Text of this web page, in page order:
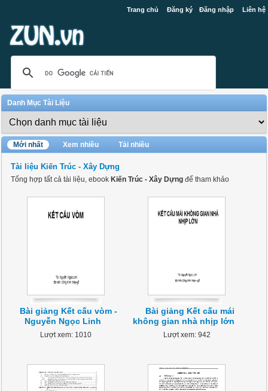
Trang chủ Đăng ký Đăng nhập Liên hệ
Danh Mục Tài Liệu
Mới nhất Xem nhiều Tải nhiều
Tài liệu Kiến Trúc - Xây Dựng
Tổng hợp tất cả tài liệu, ebook Kiến Trúc - Xây Dựng để tham khảo
Bài giảng Kết cấu vòm -
Nguyễn Ngọc Linh
Lượt xem: 1010
Bài giảng Kết cấu mái
không gian nhà nhịp lớn
Lượt xem: 942